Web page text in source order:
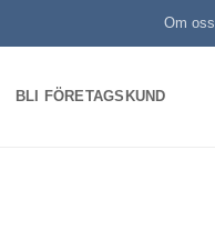
Om oss
BLI FÖRETAGSKUND